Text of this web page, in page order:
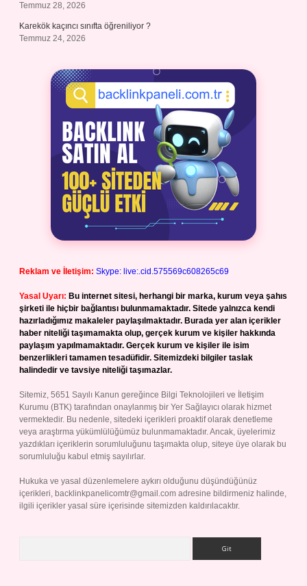
Temmuz 28, 2026
Karekök kaçıncı sınıfta öğreniliyor ?
Temmuz 24, 2026
Reklam ve İletişim: Skype: live:.cid.575569c608265c69
Yasal Uyarı: Bu internet sitesi, herhangi bir marka, kurum veya şahıs
şirketi ile hiçbir bağlantısı bulunmamaktadır. Sitede yalnızca kendi
hazırladığımız makaleler paylaşılmaktadır. Burada yer alan içerikler
haber niteliği taşımamakta olup, gerçek kurum ve kişiler hakkında
paylaşım yapılmamaktadır. Gerçek kurum ve kişiler ile isim
benzerlikleri tamamen tesadüfidir. Sitemizdeki bilgiler taslak
halindedir ve tavsiye niteliği taşımazlar.
Sitemiz, 5651 Sayılı Kanun gereğince Bilgi Teknolojileri ve İletişim
Kurumu (BTK) tarafından onaylanmış bir Yer Sağlayıcı olarak hizmet
vermektedir. Bu nedenle, sitedeki içerikleri proaktif olarak denetleme
veya araştırma yükümlülüğümüz bulunmamaktadır. Ancak, üyelerimiz
yazdıkları içeriklerin sorumluluğunu taşımakta olup, siteye üye olarak bu
sorumluluğu kabul etmiş sayılırlar.
Hukuka ve yasal düzenlemelere aykırı olduğunu düşündüğünüz
içerikleri, backlinkpanelicomtr@gmail.com adresine bildirmeniz halinde,
ilgili içerikler yasal süre içerisinde sitemizden kaldırılacaktır.